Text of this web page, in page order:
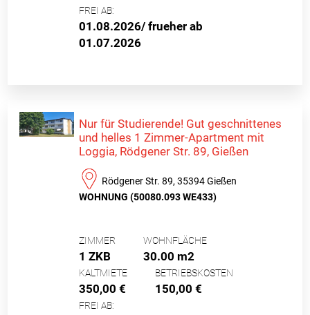
FREI AB:
01.08.2026/ frueher ab
01.07.2026
Nur für Studierende! Gut geschnittenes
und helles 1 Zimmer-Apartment mit
Loggia, Rödgener Str. 89, Gießen
Rödgener Str. 89, 35394 Gießen
WOHNUNG (50080.093 WE433)
ZIMMER
1 ZKB
WOHNFLÄCHE
30.00 m2
KALTMIETE
350,00 €
BETRIEBSKOSTEN
150,00 €
FREI AB: